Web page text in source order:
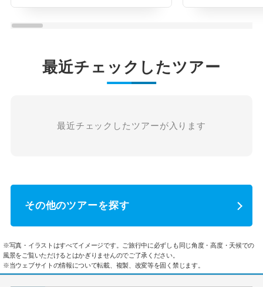
最近チェックしたツアー
最近チェックしたツアーが入ります
その他のツアーを探す
※写真・イラストはすべてイメージです。ご旅行中に必ずしも同じ角度・高度・天候での
風景をご覧いただけるとはかぎりませんのでご了承ください。
※当ウェブサイトの情報について転載、複製、改変等を固く禁じます。